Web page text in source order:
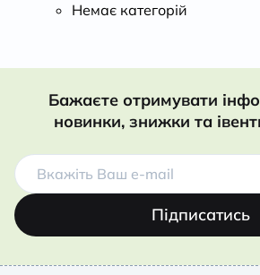
Немає категорій
Бажаєте отримувати
новинки, знижки та
Підписатись